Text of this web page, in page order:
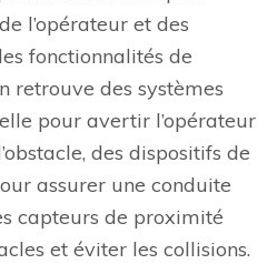
l’opérateur et des
fonctionnalités de
retrouve des systèmes
pour avertir l’opérateur
des dispositifs de
assurer une conduite
capteurs de proximité
et éviter les collisions.